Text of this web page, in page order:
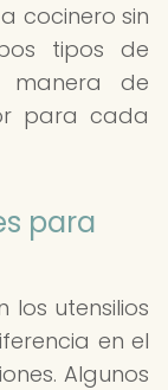
cocinero sin
tipos de
manera de
para cada
para
los utensilios
en el
Algunos